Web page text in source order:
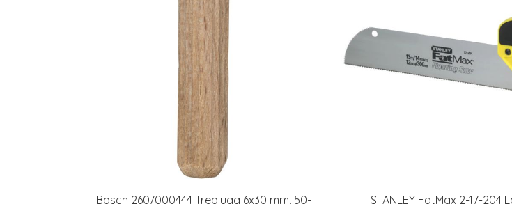
Bosch 2607000444 Treplugg 6x30 mm, 50-
STANLEY FatMax 2-17-204